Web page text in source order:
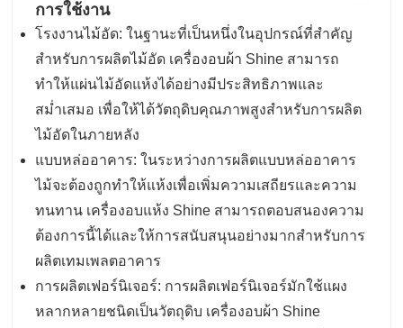
การใช้งาน
โรงงานไม้อัด: ในฐานะที่เป็นหนึ่งในอุปกรณ์ที่สำคัญ
สำหรับการผลิตไม้อัด เครื่องอบผ้า Shine สามารถ
ทำให้แผ่นไม้อัดแห้งได้อย่างมีประสิทธิภาพและ
สม่ำเสมอ เพื่อให้ได้วัตถุดิบคุณภาพสูงสำหรับการผลิต
ไม้อัดในภายหลัง
แบบหล่ออาคาร: ในระหว่างการผลิตแบบหล่ออาคาร
ไม้จะต้องถูกทำให้แห้งเพื่อเพิ่มความเสถียรและความ
ทนทาน เครื่องอบแห้ง Shine สามารถตอบสนองความ
ต้องการนี้ได้และให้การสนับสนุนอย่างมากสำหรับการ
ผลิตเทมเพลตอาคาร
การผลิตเฟอร์นิเจอร์: การผลิตเฟอร์นิเจอร์มักใช้แผง
หลากหลายชนิดเป็นวัตถุดิบ เครื่องอบผ้า Shine